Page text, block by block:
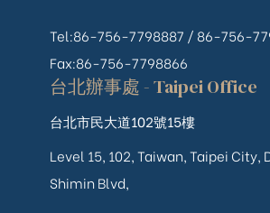
Tel:86-756-7798887 / 86-756-
Fax:86-756-7798866
台北辦事處 - Taipei Office
台北市民大道102號15樓
Level 15, 102, Taiwan, Taipei City,
Shimin Blvd,